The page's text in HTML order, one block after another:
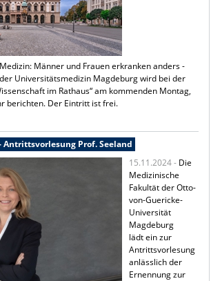
Männer und Frauen erkranken anders -
Universitätsmedizin Magdeburg wird bei der
im Rathaus“ am kommenden Montag,
berichten. Der Eintritt ist frei.
Antrittsvorlesung Prof. Seeland
15.11.2024 - Die
Medizinische
Fakultät der Otto-
von-Guericke-
Universität
Magdeburg
lädt ein zur
Antrittsvorlesung
anlässlich der
Ernennung zur